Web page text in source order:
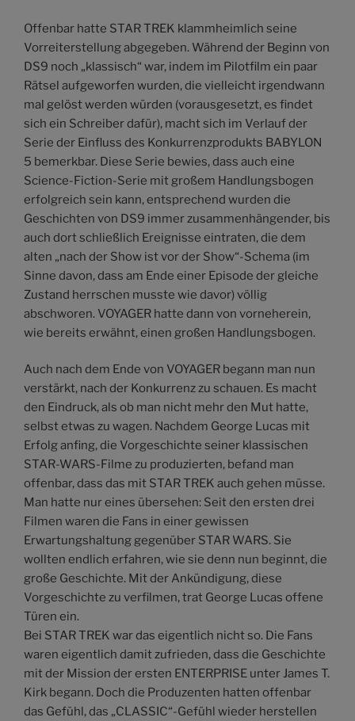
Offenbar hatte STAR TREK klammheimlich seine
Vorreiterstellung abgegeben. Während der Beginn von
DS9 noch „klassisch“ war, indem im Pilotfilm ein paar
Rätsel aufgeworfen wurden, die vielleicht irgendwann
mal gelöst werden würden (vorausgesetzt, es findet
sich ein Schreiber dafür), macht sich im Verlauf der
Serie der Einfluss des Konkurrenzprodukts BABYLON
5 bemerkbar. Diese Serie bewies, dass auch eine
Science-Fiction-Serie mit großem Handlungsbogen
erfolgreich sein kann, entsprechend wurden die
Geschichten von DS9 immer zusammenhängender, bis
auch dort schließlich Ereignisse eintraten, die dem
alten „nach der Show ist vor der Show“-Schema (im
Sinne davon, dass am Ende einer Episode der gleiche
Zustand herrschen musste wie davor) völlig
abschworen. VOYAGER hatte dann von vorneherein,
wie bereits erwähnt, einen großen Handlungsbogen.
Auch nach dem Ende von VOYAGER begann man nun
verstärkt, nach der Konkurrenz zu schauen. Es macht
den Eindruck, als ob man nicht mehr den Mut hatte,
selbst etwas zu wagen. Nachdem George Lucas mit
Erfolg anfing, die Vorgeschichte seiner klassischen
STAR-WARS-Filme zu produzierten, befand man
offenbar, dass das mit STAR TREK auch gehen müsse.
Man hatte nur eines übersehen: Seit den ersten drei
Filmen waren die Fans in einer gewissen
Erwartungshaltung gegenüber STAR WARS. Sie
wollten endlich erfahren, wie sie denn nun beginnt, die
große Geschichte. Mit der Ankündigung, diese
Vorgeschichte zu verfilmen, trat George Lucas offene
Türen ein.
Bei STAR TREK war das eigentlich nicht so. Die Fans
waren eigentlich damit zufrieden, dass die Geschichte
mit der Mission der ersten ENTERPRISE unter James T.
Kirk begann. Doch die Produzenten hatten offenbar
das Gefühl, das „CLASSIC“-Gefühl wieder herstellen